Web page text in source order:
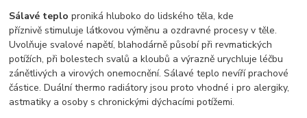
Sálavé teplo proniká hluboko do lidského těla, kde
příznivě stimuluje látkovou výměnu a ozdravné procesy v těle.
Uvolňuje svalové napětí, blahodárně působí při revmatických
potížích, při bolestech svalů a kloubů a výrazně urychluje léčbu
zánětlivých a virových onemocnění. Sálavé teplo nevíří prachové
částice. Duální thermo radiátory jsou proto vhodné i pro alergiky,
astmatiky a osoby s chronickými dýchacími potížemi.